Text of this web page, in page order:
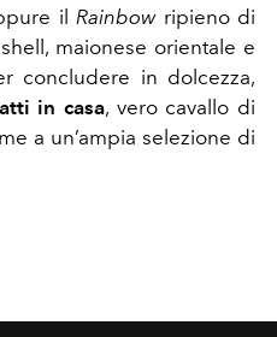
il Rainbowripieno di
maionese orientale e
concludere in dolcezza,
in casa, vero cavallo di
a un’ampia selezione di